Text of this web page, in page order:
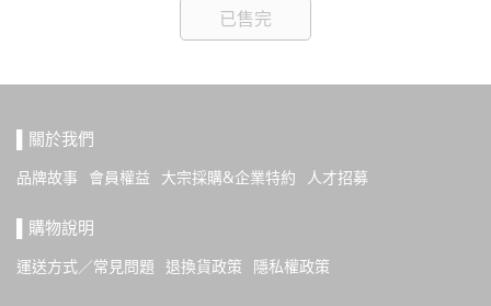
已售完
▌關於我們
品牌故事 會員權益 大宗採購&企業特約 人才招募
▌購物說明
運送方式／常見問題 退換貨政策 隱私權政策